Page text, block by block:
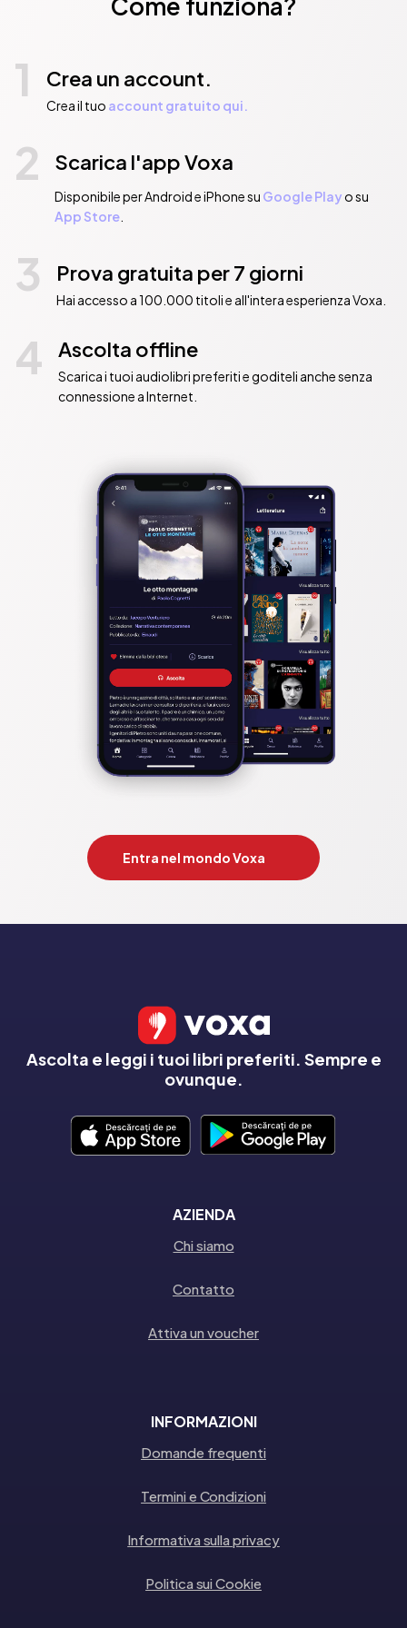
1 Crea un account.
Crea il tuo account gratuito qui.
2 Scarica l'app Voxa
Disponibile per Android e iPhone su Google Playo su
App Store.
3 Prova gratuita per 7 giorni
Hai accesso a 100.000 titoli e all'intera esperienza Voxa.
4 Ascolta offline
Scarica i tuoi audiolibri preferiti e goditeli anche senza
connessione a Internet.
Entra nel mondo Voxa
Ascolta e leggi i tuoi libri preferiti. Sempre e
ovunque.
AZIENDA
Chi siamo
Contatto
Attiva un voucher
INFORMAZIONI
Domande frequenti
Termini e Condizioni
Informativa sulla privacy
Politica sui Cookie